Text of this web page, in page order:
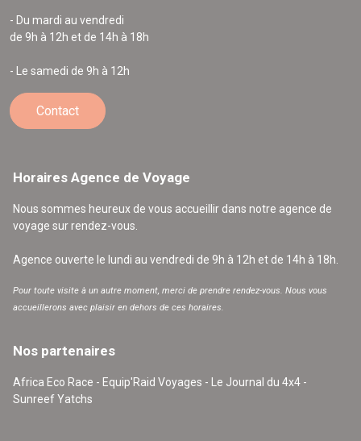
- Du mardi au vendredi
de 9h à 12h et de 14h à 18h
- Le samedi de 9h à 12h
Contact
Horaires Agence de Voyage
Nous sommes heureux de vous accueillir dans notre agence de
voyage sur rendez-vous.
Agence ouverte le lundi au vendredi de 9h à 12h et de 14h à 18h.
Pour toute visite à un autre moment, merci de prendre rendez-vous. Nous vous
accueillerons avec plaisir en dehors de ces horaires.
Nos partenaires
Africa Eco Race - Equip'Raid Voyages - Le Journal du 4x4 -
Sunreef Yatchs